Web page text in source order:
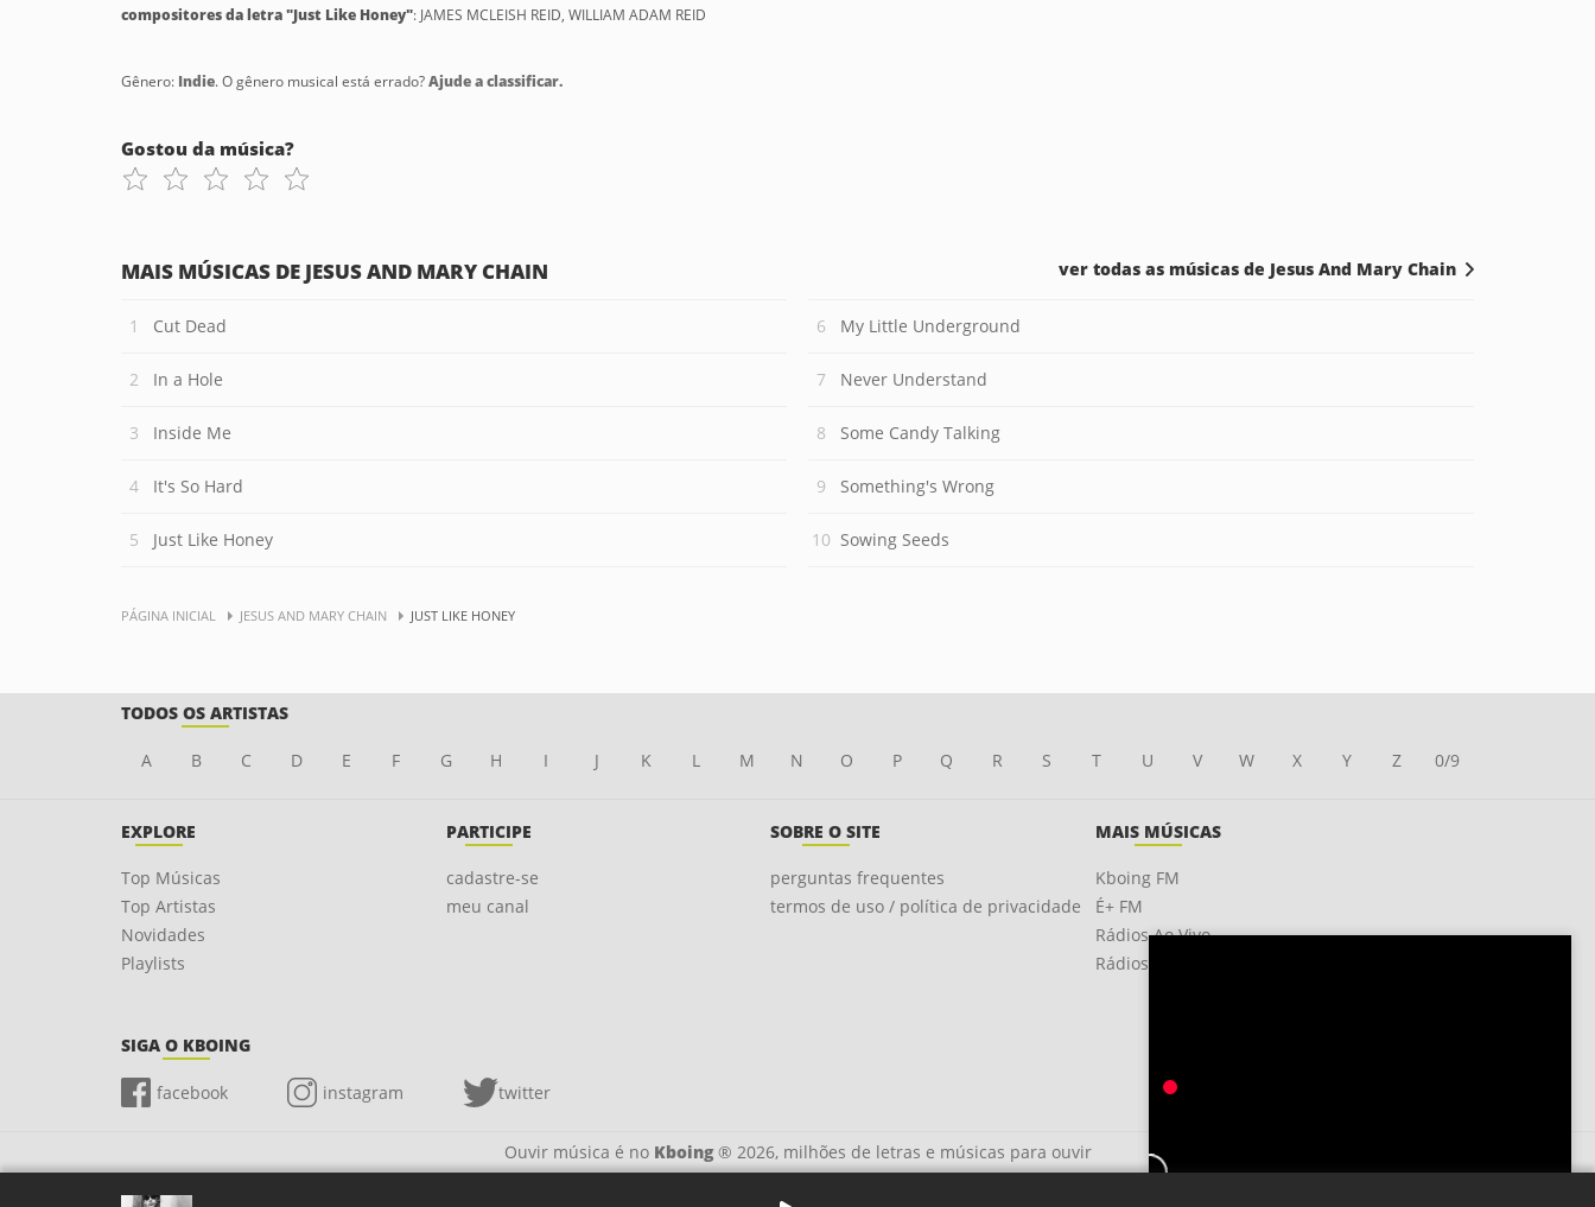
compositores da letra "Just Like Honey": JAMES MCLEISH REID, WILLIAM ADAM REID
Gênero: Indie. O gênero musical está errado?Ajude a classificar.
Gostou da música?
MAIS MÚSICAS DE JESUS AND MARY CHAIN
Cut Dead
In a Hole
Inside Me
It's So Hard
Just Like Honey
My Little Underground
Never Understand
Some Candy Talking
Something's Wrong
Sowing Seeds
ver todas as músicas de Jesus And Mary Chain
PÁGINA INICIAL JESUS AND MARY CHAIN JUST LIKE HONEY
TODOS OS ARTISTAS
A B C D E F G H I J K L M N O P Q R S T U V W X Y Z 0/9
EXPLORE
Top Músicas
Top Artistas
Novidades
Playlists
PARTICIPE
cadastre-se
meu canal
SOBRE O SITE
perguntas frequentes
termos de uso / política de privacidade
MAIS MÚSICAS
Kboing FM
É+ FM
Rádios Ao Vivo
Rádios OnLine
SIGA O KBOING
facebook instagram twitter
Ouvir música é no Kboing® 2026, milhões de letras e músicas para ouvir